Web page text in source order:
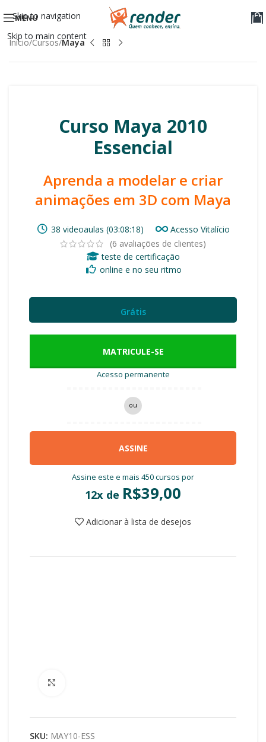
Skip to navigation
Skip to main content
MENU
Início Cursos Maya
Curso Maya 2010
Essencial
Aprenda a modelar e criar
animações em 3D com Maya
38 videoaulas (03:08:18)
Acesso Vitalício
(6 avaliações de clientes)
teste de certificação
online e no seu ritmo
Grátis
MATRICULE-SE
Acesso permanente
ou
ASSINE
Assine este e mais 450 cursos por
12x de R$39,00
Adicionar à lista de desejos
SKU: MAY10-ESS